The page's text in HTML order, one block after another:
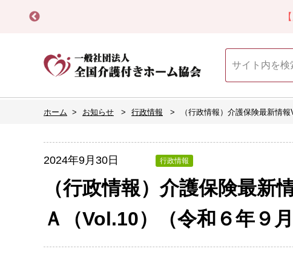
ホーム お知らせ 行政情報 （行政情報）介護保険最新情
2024年9月30日 行政情報
（行政情報）介護保険最新
Ａ（Vol.10）（令和６年９